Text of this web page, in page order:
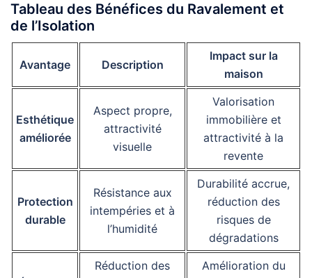
Tableau des Bénéfices du Ravalement et
de l’Isolation
Avantage Description
Impact sur la
maison
Esthétique
améliorée
Aspect propre,
attractivité
visuelle
Valorisation
immobilière et
attractivité à la
revente
Protection
durable
Résistance aux
intempéries et à
l’humidité
Durabilité accrue,
réduction des
risques de
dégradations
Réduction des
Amélioration du